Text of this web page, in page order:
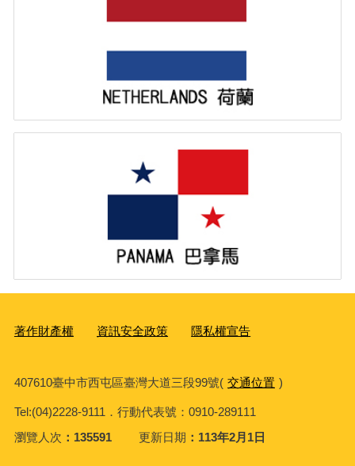
著作財產權 資訊安全政策 隱私權宣告
407610臺中市西屯區臺灣大道三段99號( 交通位置 )
Tel:(04)2228-9111．行動代表號：0910-289111
瀏覽人次
135591 更新日期 113年2月1日